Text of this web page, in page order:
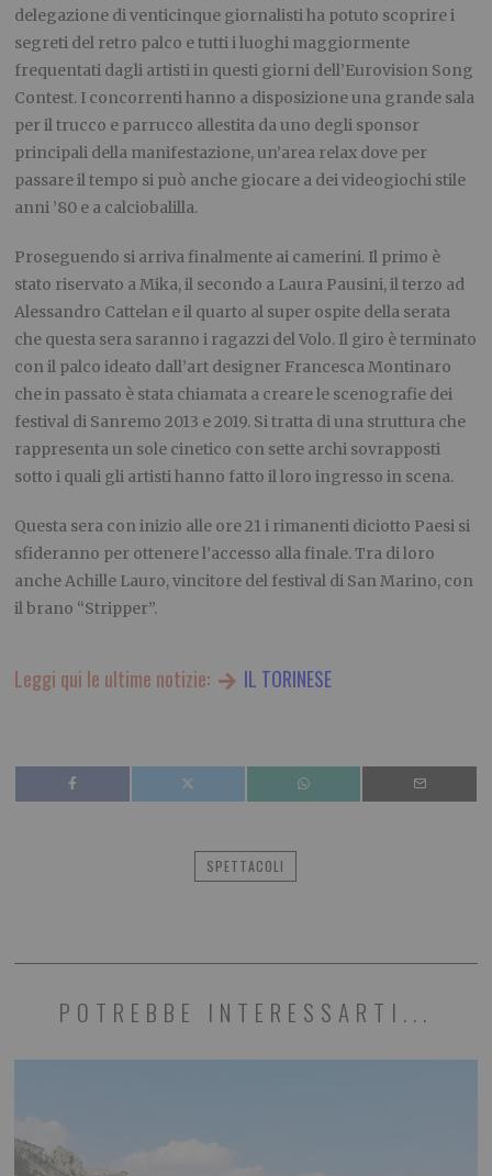
delegazione di venticinque giornalisti ha potuto scoprire i
segreti del retro palco e tutti i luoghi maggiormente
frequentati dagli artisti in questi giorni dell’Eurovision Song
Contest. I concorrenti hanno a disposizione una grande sala
per il trucco e parrucco allestita da uno degli sponsor
principali della manifestazione, un’area relax dove per
passare il tempo si può anche giocare a dei videogiochi stile
anni ’80 e a calciobalilla.
Proseguendo si arriva finalmente ai camerini. Il primo è
stato riservato a Mika, il secondo a Laura Pausini, il terzo ad
Alessandro Cattelan e il quarto al super ospite della serata
che questa sera saranno i ragazzi del Volo. Il giro è terminato
con il palco ideato dall’art designer Francesca Montinaro
che in passato è stata chiamata a creare le scenografie dei
festival di Sanremo 2013 e 2019. Si tratta di una struttura che
rappresenta un sole cinetico con sette archi sovrapposti
sotto i quali gli artisti hanno fatto il loro ingresso in scena.
Questa sera con inizio alle ore 21 i rimanenti diciotto Paesi si
sfideranno per ottenere l’accesso alla finale. Tra di loro
anche Achille Lauro, vincitore del festival di San Marino, con
il brano “Stripper”.
Leggi qui le ultime notizie: IL TORINESE
SPETTACOLI
POTREBBE INTERESSARTI...